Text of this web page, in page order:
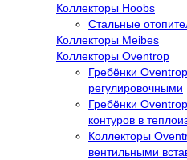
Коллекторы Hoobs
Стальные
Коллекторы Meibes
Коллекторы Oventrop
Гребёнки
регулировочными
Гребёнки
контуров в
Коллекторы
вентильными